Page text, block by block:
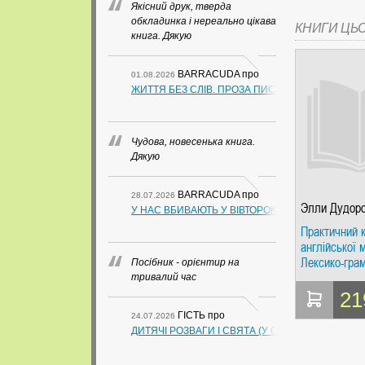
Якісний друк, тверда
обкладинка і нереально цікава
книга. Дякую
01.08.2026 BARRACUDAпро
ЖИТТЯ БЕЗ СЛІВ. ПРОЗА ПИСЬМЕННИКІВ ІЗ
Чудова, новесенька книга.
Дякую
28.07.2026 BARRACUDAпро
У НАС ВБИВАЮТЬ У ВІВТОРОК. СЛАПОВСЬКИЙ
Посібник - орієнтир на
тривалий час
24.07.2026 ГІСТЬ про
ДИТЯЧІ РОЗВАГИ І СВЯТА (У СХЕМАХ,
КНИГИ
Элли
Практичний
англійської
Лексико-
вправи.
Каро